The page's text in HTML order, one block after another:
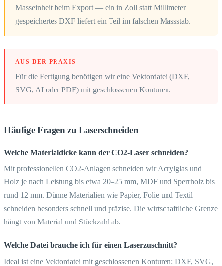
Masseinheit beim Export — ein in Zoll statt Millimeter
gespeichertes DXF liefert ein Teil im falschen Massstab.
AUS DER PRAXIS
Für die Fertigung benötigen wir eine Vektordatei (DXF,
SVG, AI oder PDF) mit geschlossenen Konturen.
Häufige Fragen zu Laserschneiden
Welche Materialdicke kann der CO2-Laser schneiden?
Mit professionellen CO2-Anlagen schneiden wir Acrylglas und
Holz je nach Leistung bis etwa 20–25 mm, MDF und Sperrholz bis
rund 12 mm. Dünne Materialien wie Papier, Folie und Textil
schneiden besonders schnell und präzise. Die wirtschaftliche Grenze
hängt von Material und Stückzahl ab.
Welche Datei brauche ich für einen Laserzuschnitt?
Ideal ist eine Vektordatei mit geschlossenen Konturen: DXF, SVG,